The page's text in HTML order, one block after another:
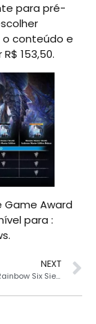
para pré-
o conteúdo e
153,50.
Game Award
para :
NEXT
Tom Clancy’s Rainbow Six Siege tem nova skin revelada